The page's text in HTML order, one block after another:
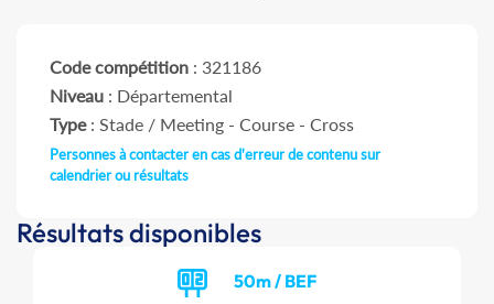
Code compétition : 321186
Niveau : Départemental
Type: Stade / Meeting - Course - Cross
Personnes à contacter en cas d'erreur de contenu sur
calendrier ou résultats
Résultats disponibles
50m / BEF